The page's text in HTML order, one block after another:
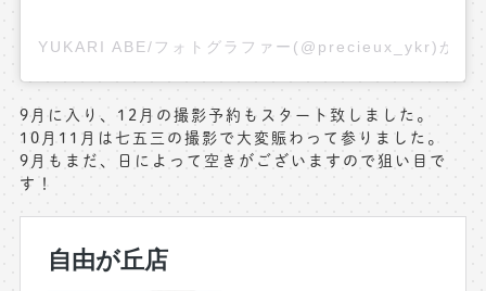
YUKARI ABE/フォトグラファー(@precieux_ykr)がシ
9月に入り、12月の撮影予約もスタート致しました。
10月11月は七五三の撮影で大変賑わって参りました。
9月もまだ、日によって空きがございますので狙い目で
す！